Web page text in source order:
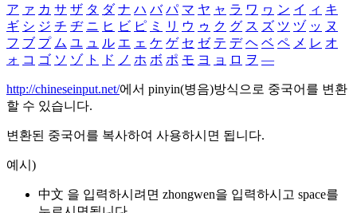
ア ァ カ サ ザ タ ダ ナ ハ バ パ マ ヤ ャ ラ ワ ヮ ン イ ィ キ
ギ シ ジ チ ヂ ニ ヒ ビ ピ ミ リ ウ ゥ ク グ ス ズ ツ ヅ ッ ヌ
フ ブ プ ム ユ ュ ル エ ェ ケ ゲ セ ゼ テ デ ヘ ベ ペ メ レ オ
ォ コ ゴ ソ ゾ ト ド ノ ホ ボ ポ モ ヨ ョ ロ ヲ ―
http://chineseinput.net/에서 pinyin(병음)방식으로 중국어를 변환
할 수 있습니다.
변환된 중국어를 복사하여 사용하시면 됩니다.
예시)
中文 을 입력하시려면 zhongwen을 입력하시고 space를